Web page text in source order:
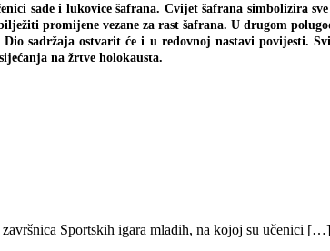
sade i lukovice šafrana. Cvijet šafrana simbolizira
promijene vezane za rast šafrana. U drugom
sadržaja ostvarit će i u redovnoj nastavi povijesti.
na žrtve holokausta.
Sportskih igara mladih, na kojoj su učenici […]